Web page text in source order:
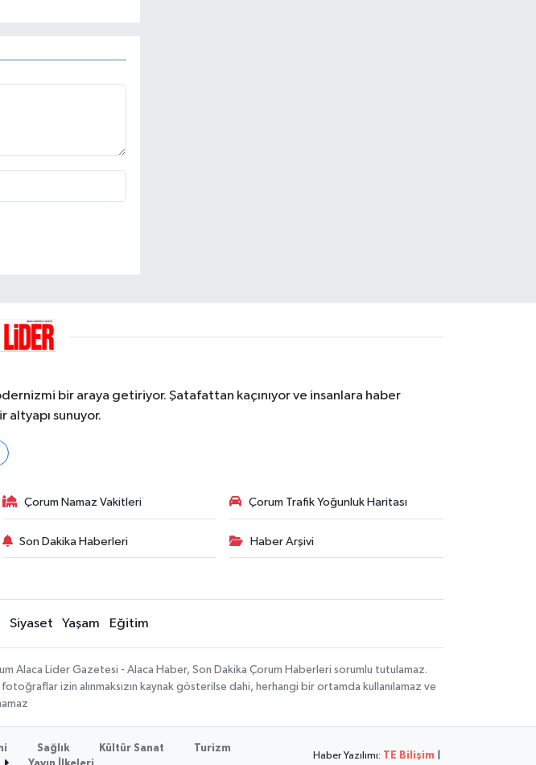
bir araya getiriyor. Şatafattan kaçınıyor ve insanlara haber
altyapı sunuyor.
Çorum Namaz Vakitleri Çorum Trafik Yoğunluk Haritası
Son Dakika Haberleri Haber Arşivi
Siyaset Yaşam Eğitim
Alaca Lider Gazetesi - Alaca Haber, Son Dakika Çorum Haberleri sorumlu tutulamaz.
izin alınmaksızın kaynak gösterilse dahi, herhangi bir ortamda kullanılamaz ve
Sağlık Kültür Sanat
Turizm
Haber Yazılımı: TE Bilişim